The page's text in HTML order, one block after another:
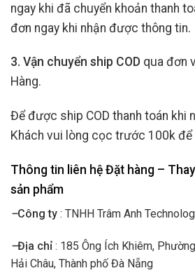
ngay khi đã chuyển khoản thanh
đơn ngay khi nhận được thông tin.
3. Vận chuyển ship COD qua đơn
Hàng.
Để được ship COD thanh toán khi
Khách vui lòng cọc trước 100k
Thông tin liên hệ Đặt hàng –
sản phẩm
–Công ty : TNHH Trâm Anh
–Địa chỉ : 185 Ông Ích Khiêm,
Hải Châu, Thành phố Đà Nẵng